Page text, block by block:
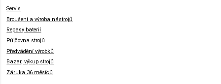
Servis
Broušení a výroba nástrojů
Repasy baterií
Půjčovna strojů
Předvádění výrobků
Bazar, výkup strojů
Záruka 36 měsíců